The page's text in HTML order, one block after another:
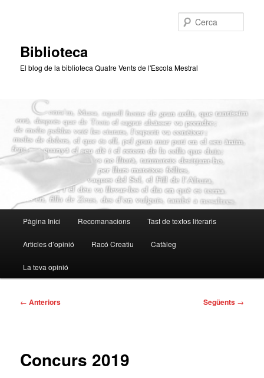
Biblioteca
El blog de la biblioteca Quatre Vents de l'Escola Mestral
principal
Pàgina Inici Recomanacions Tast de textos literaris
Articles d’opinió Racó Creatiu Catàleg
La teva opinió
Navegació
← Anteriors Següents →
Concurs 2019